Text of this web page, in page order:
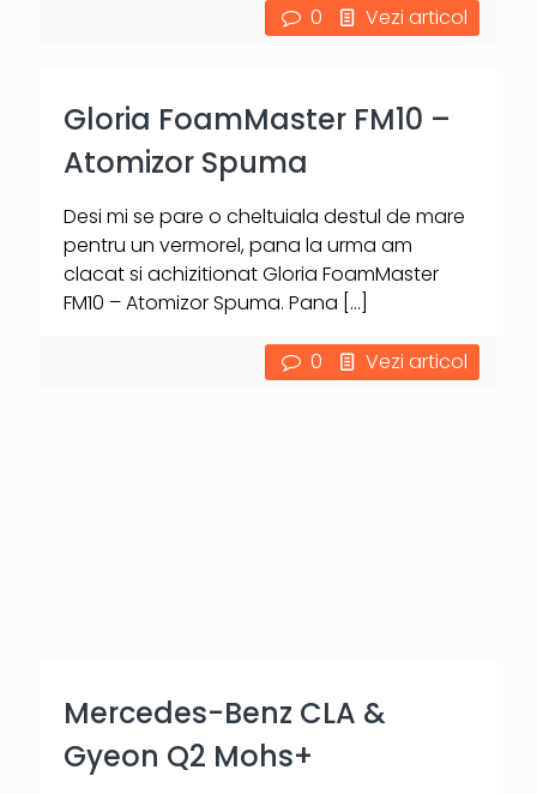
0 Vezi articol
Gloria FoamMaster FM10 –
Atomizor Spuma
Desi mi se pare o cheltuiala destul de mare
pentru un vermorel, pana la urma am
clacat si achizitionat Gloria FoamMaster
FM10 – Atomizor Spuma. Pana […]
0 Vezi articol
Mercedes-Benz CLA &
Gyeon Q2 Mohs+